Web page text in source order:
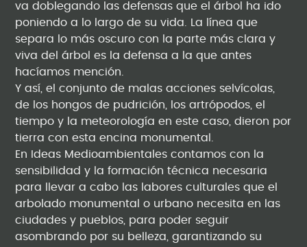
va doblegando las defensas que el árbol ha ido
poniendo a lo largo de su vida. La línea que
separa lo más oscuro con la parte más clara y
viva del árbol es la defensa a la que antes
hacíamos mención.
Y así, el conjunto de malas acciones selvícolas,
de los hongos de pudrición, los artrópodos, el
tiempo y la meteorología en este caso, dieron por
tierra con esta encina monumental.
En Ideas Medioambientales contamos con la
sensibilidad y la formación técnica necesaria
para llevar a cabo las labores culturales que el
arbolado monumental o urbano necesita en las
ciudades y pueblos, para poder seguir
asombrando por su belleza, garantizando su